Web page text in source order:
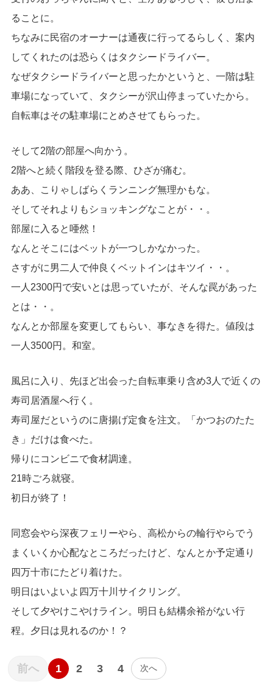
ることに。
ちなみに民宿のオーナーは通夜に行ってるらしく、案内
してくれたのは恐らくはタクシードライバー。
なぜタクシードライバーと思ったかというと、一階は駐
車場になっていて、タクシーが沢山停まっていたから。
自転車はその駐車場にとめさせてもらった。
そして2階の部屋へ向かう。
2階へと続く階段を登る際、ひざが痛む。
ああ、こりゃしばらくランニング無理かもな。
そしてそれよりもショッキングなことが・・。
部屋に入ると唖然！
なんとそこにはベットが一つしかなかった。
さすがに男二人で仲良くベットインはキツイ・・。
一人2300円で安いとは思っていたが、そんな罠があった
とは・・。
なんとか部屋を変更してもらい、事なきを得た。値段は
一人3500円。和室。
風呂に入り、先ほど出会った自転車乗り含め3人で近くの
寿司居酒屋へ行く。
寿司屋だというのに唐揚げ定食を注文。「かつおのたた
き」だけは食べた。
帰りにコンビニで食材調達。
21時ごろ就寝。
初日が終了！
同窓会やら深夜フェリーやら、高松からの輪行やらでう
まくいくか心配なところだったけど、なんとか予定通り
四万十市にたどり着けた。
明日はいよいよ四万十川サイクリング。
そして夕やけこやけライン。明日も結構余裕がない行
程。夕日は見れるのか！？
前へ 1 2 3 4 次へ